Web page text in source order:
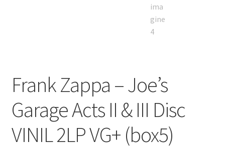
Frank Zappa – Joe’s
Garage Acts II & III Disc
VINIL 2LP VG+ (box5)